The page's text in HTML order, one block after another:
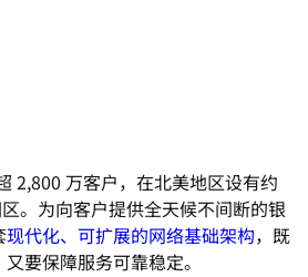
2,800 万客户，在北美地区设有约
。为向客户提供全天候不间断的银
现代化、可扩展的网络基础架构，既
要保障服务可靠稳定。